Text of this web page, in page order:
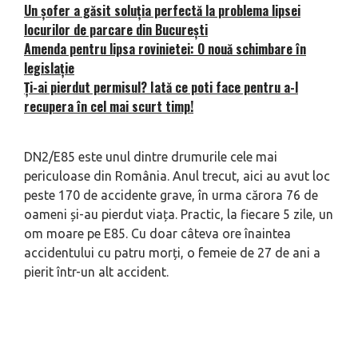
Un șofer a găsit soluția perfectă la problema lipsei
locurilor de parcare din București
Amenda pentru lipsa rovinietei: O nouă schimbare în
legislație
Ți-ai pierdut permisul? Iată ce poti face pentru a-l
recupera în cel mai scurt timp!
DN2/E85 este unul dintre drumurile cele mai
periculoase din România. Anul trecut, aici au avut loc
peste 170 de accidente grave, în urma cărora 76 de
oameni și-au pierdut viața. Practic, la fiecare 5 zile, un
om moare pe E85. Cu doar câteva ore înaintea
accidentului cu patru morți, o femeie de 27 de ani a
pierit într-un alt accident.